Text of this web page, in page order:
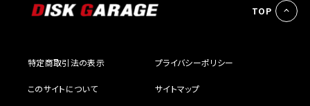
TOP
特定商取引法の表示 プライバシーポリシー
このサイトについて サイトマップ